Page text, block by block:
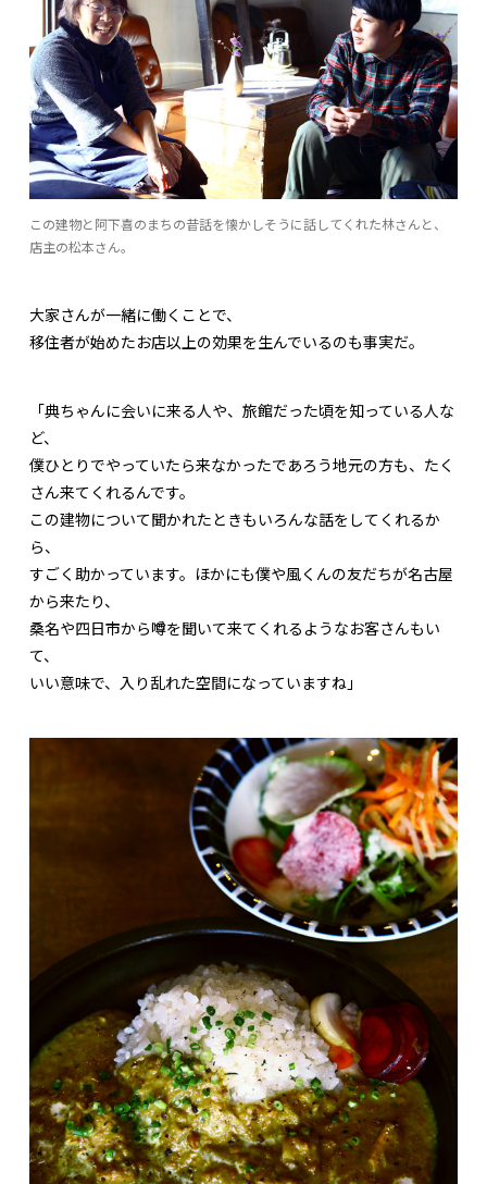
この建物と阿下喜のまちの昔話を懐かしそうに話してくれた林さんと、
店主の松本さん。
大家さんが一緒に働くことで、
移住者が始めたお店以上の効果を生んでいるのも事実だ。
「典ちゃんに会いに来る人や、旅館だった頃を知っている人な
ど、
僕ひとりでやっていたら来なかったであろう地元の方も、たく
さん来てくれるんです。
この建物について聞かれたときもいろんな話をしてくれるか
ら、
すごく助かっています。ほかにも僕や風くんの友だちが名古屋
から来たり、
桑名や四日市から噂を聞いて来てくれるようなお客さんもい
て、
いい意味で、入り乱れた空間になっていますね」